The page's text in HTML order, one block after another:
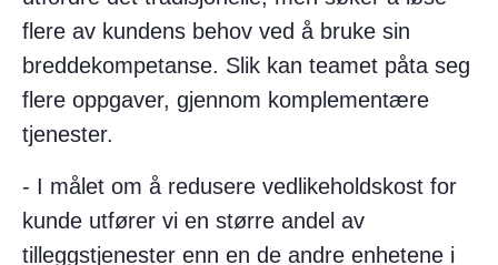
flere av kundens behov ved å bruke sin
breddekompetanse. Slik kan teamet påta seg
flere oppgaver, gjennom komplementære
tjenester.
- I målet om å redusere vedlikeholdskost for
kunde utfører vi en større andel av
tilleggstjenester enn en de andre enhetene i